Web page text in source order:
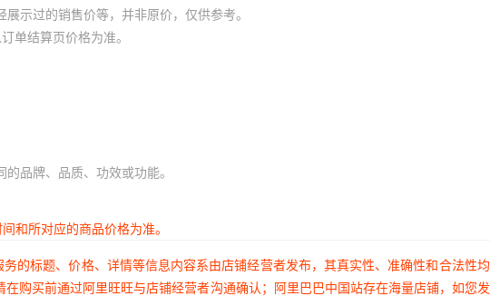
示过的销售价等，并非原价，仅供参考。
单结算页价格为准。
品牌、品质、功效或功能。
和所对应的商品价格为准。
的标题、价格、详情等信息内容系由店铺经营者发布，其真实性、准确性和合法性
购买前通过阿里旺旺与店铺经营者沟通确认；阿里巴巴中国站存在海量店铺，如您